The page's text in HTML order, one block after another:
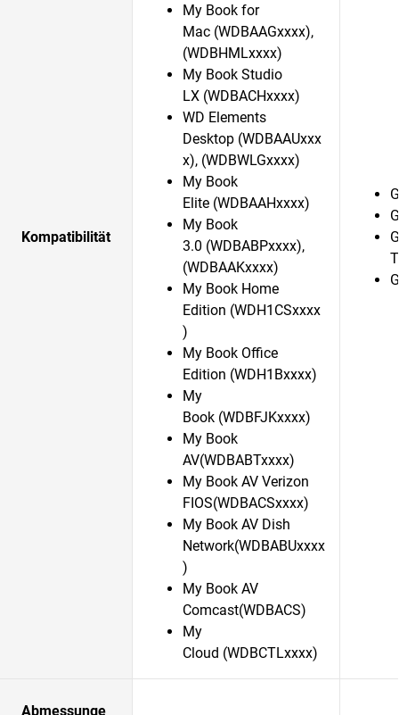
Kompatibilität
My Book for
Mac (WDBAAGxxxx),
(WDBHMLxxxx)
My Book Studio
LX (WDBACHxxxx)
WD Elements
Desktop (WDBAAUxxx
x), (WDBWLGxxxx)
My Book
Elite (WDBAAHxxxx)
My Book
3.0 (WDBABPxxxx),
(WDBAAKxxxx)
My Book Home
Edition (WDH1CSxxxx
)
My Book Office
Edition (WDH1Bxxxx)
My
Book (WDBFJKxxxx)
My Book
AV(WDBABTxxxx)
My Book AV Verizon
FIOS(WDBACSxxxx)
My Book AV Dish
Network(WDBABUxxxx
)
My Book AV
Comcast(WDBACS)
My
Cloud (WDBCTLxxxx)
Abmessunge